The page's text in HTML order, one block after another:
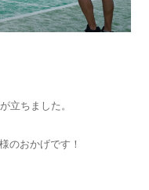
立ちました。
のおかげです！